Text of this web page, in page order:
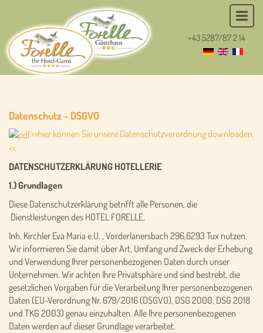
+43 5287/87 2 14
Datenschutz - DSGVO
>>hier können Sie unsere Datenschutzverordnung downloaden.
<<
DATENSCHUTZERKLÄRUNG HOTELLERIE
1.) Grundlagen
Diese Datenschutzerklärung betrifft alle Personen, die
Dienstleistungen des HOTEL FORELLE,
Inh. Kirchler Eva Maria e.U. , Vorderlanersbach 296,6293 Tux nutzen.
Wir informieren Sie damit über Art, Umfang und Zweck der Erhebung
und Verwendung Ihrer personenbezogenen Daten durch unser
Unternehmen. Wir achten Ihre Privatsphäre und sind bestrebt, die
gesetzlichen Vorgaben für die Verarbeitung Ihrer personenbezogenen
Daten (EU-Verordnung Nr. 679/2016 (DSGVO), DSG 2000, DSG 2018
und TKG 2003) genau einzuhalten. Alle Ihre personenbezogenen
Daten werden auf dieser Grundlage verarbeitet.